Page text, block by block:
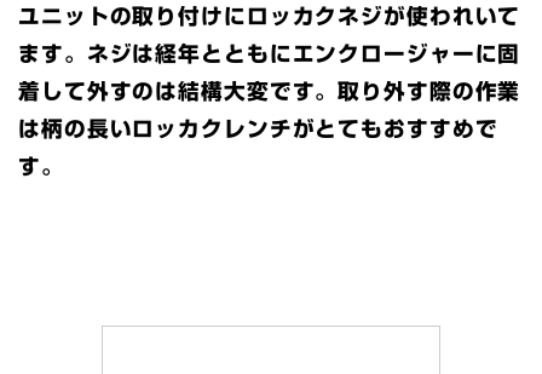
ユニットの取り付けにロッカクネジが使われいて
ます。ネジは経年とともにエンクロージャーに固
着して外すのは結構大変です。取り外す際の作業
は柄の長いロッカクレンチがとてもおすすめで
す。